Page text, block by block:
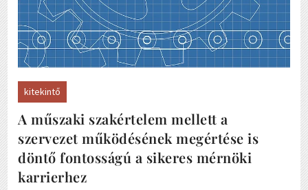
kitekintő
A műszaki szakértelem mellett a
szervezet működésének megértése is
döntő fontosságú a sikeres mérnöki
karrierhez